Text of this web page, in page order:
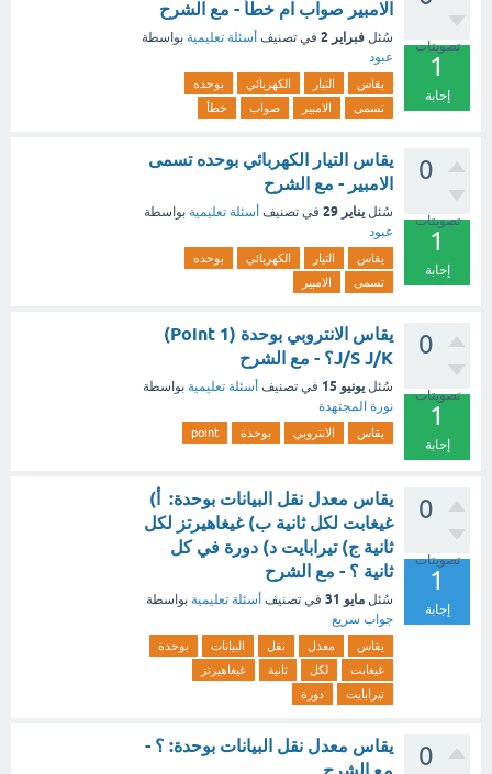
تصويتات
1
إجابة
الامبير صواب ام خطأ - مع الشرح
سُئل فبراير 2 في تصنيف أسئلة تعليمية بواسطة
عبود
يقاس التيار الكهربائي
بوحده
تسمى
الامبير صواب خطأ
0
تصويتات
1
إجابة
يقاس التيار الكهربائي بوحده تسمى
الامبير - مع الشرح
سُئل يناير 29 في تصنيف أسئلة تعليمية بواسطة
عبود
يقاس التيار الكهربائي
بوحده
تسمى
الامبير
0
تصويتات
1
إجابة
يقاس الانتروبي بوحدة (1 Point)
J/S J/K؟ - مع الشرح
سُئل يونيو 15 في تصنيف أسئلة تعليمية بواسطة
نورة المجتهدة
يقاس الانتروبي بوحدة point
0
تصويتات
1
إجابة
يقاس معدل نقل البيانات بوحدة: أ)
غيغابت لكل ثانية ب) غيغاهيرتز لكل
ثانية ج) تيرابايت د) دورة في كل
ثانية ؟ - مع الشرح
سُئل مايو 31 في تصنيف أسئلة تعليمية بواسطة
جواب سريع
يقاس معدل نقل البيانات
بوحدة
غيغابت
لكل ثانية
غيغاهيرتز
تيرابايت
دورة
0
يقاس معدل نقل البيانات بوحدة: ؟ -